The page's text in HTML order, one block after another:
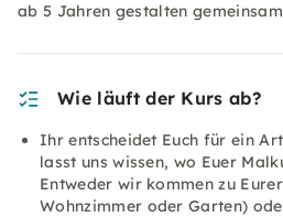
ab 5 Jahren gestalten
Wie läuft der Kurs ab?
Ihr entscheidet Euch für ein
lasst uns wissen, wo Euer
Entweder wir kommen zu
Wohnzimmer oder Garten)